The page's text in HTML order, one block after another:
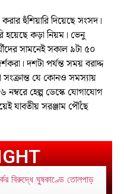
করার হুঁশিয়ারি দিয়েছে সংসদ।
হয়েছে কড়া নিয়ম। ভেনু
সামনেই সকাল ৯টা ৫০
দশটা পর্যন্ত সময় বরাদ্দ
সংক্রান্ত যে কোনও সমস্যায়
হেল্প ডেস্কে যোগাযোগ
যাবতীয় সরঞ্জাম পৌঁছে
বিরুদ্ধে ঘুষকাণ্ডে তোলপাড়